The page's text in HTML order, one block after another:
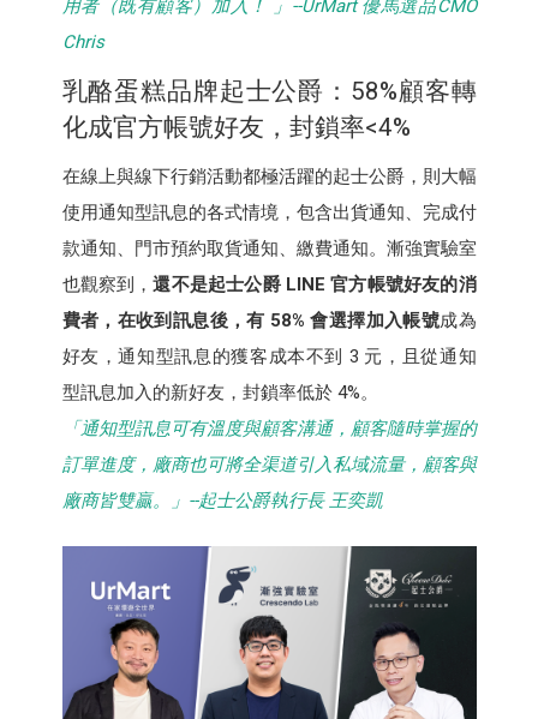
用者（既有顧客）加入！ 」--UrMart 優馬選品CMO
Chris
乳酪蛋糕品牌起士公爵：58%顧客轉
化成官方帳號好友，封鎖率<4%
在線上與線下行銷活動都極活躍的起士公爵，則大幅
使用通知型訊息的各式情境，包含出貨通知、完成付
款通知、門市預約取貨通知、繳費通知。漸強實驗室
也觀察到，還不是起士公爵 LINE 官方帳號好友的消
費者，在收到訊息後，有 58% 會選擇加入帳號成為
好友，通知型訊息的獲客成本不到 3 元，且從通知
型訊息加入的新好友，封鎖率低於 4%。
「通知型訊息可有溫度與顧客溝通，顧客隨時掌握的
訂單進度，廠商也可將全渠道引入私域流量，顧客與
廠商皆雙贏。」--起士公爵執行長 王奕凱